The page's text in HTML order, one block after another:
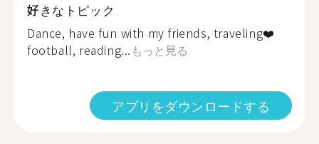
好きなトピック
Dance, have fun with my friends, traveling❤️
football, reading... もっと見る
アプリをダウンロードする